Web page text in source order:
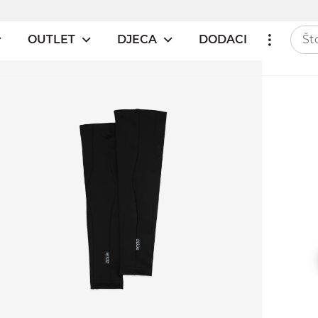
OUTLET DJECA DODACI